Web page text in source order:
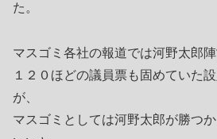
た。
マスゴミ各社の報道では河野太郎
１２０ほどの議員票も固めていた
が、
マスゴミとしては河野太郎が勝つ